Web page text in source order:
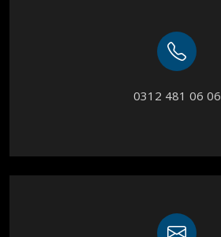
0312 481 06 06